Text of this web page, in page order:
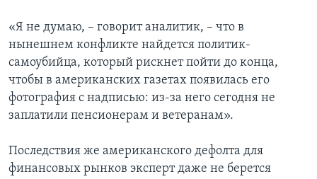
«Я не думаю, – говорит аналитик, – что в
нынешнем конфликте найдется политик-
самоубийца, который рискнет пойти до конца,
чтобы в американских газетах появилась его
фотография с надписью: из-за него сегодня не
заплатили пенсионерам и ветеранам».
Последствия же американского дефолта для
финансовых рынков эксперт даже не берется